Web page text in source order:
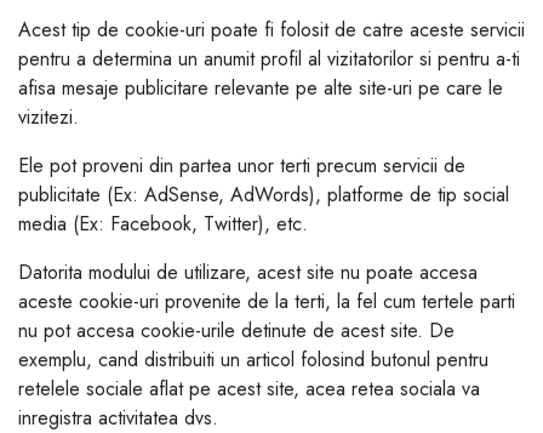
Acest tip de cookie-uri poate fi folosit de catre aceste servicii
pentru a determina un anumit profil al vizitatorilor si pentru a-ti
afisa mesaje publicitare relevante pe alte site-uri pe care le
vizitezi.
Ele pot proveni din partea unor terti precum servicii de
publicitate (Ex: AdSense, AdWords), platforme de tip social
media (Ex: Facebook, Twitter), etc.
Datorita modului de utilizare, acest site nu poate accesa
aceste cookie-uri provenite de la terti, la fel cum tertele parti
nu pot accesa cookie-urile detinute de acest site. De
exemplu, cand distribuiti un articol folosind butonul pentru
retelele sociale aflat pe acest site, acea retea sociala va
inregistra activitatea dvs.